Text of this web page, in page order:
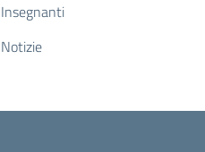
Insegnanti
Notizie